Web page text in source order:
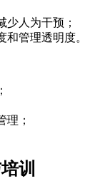
少人为干预；
管理透明度。
理；
训